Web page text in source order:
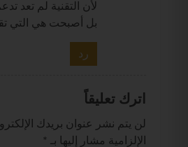
لأن التقنية لم تعد
بل أصبحت هي التي
رد
اترك تعليقاً
لن يتم نشر عنوان بريدك
الإلزامية مشار إليها بـ
*